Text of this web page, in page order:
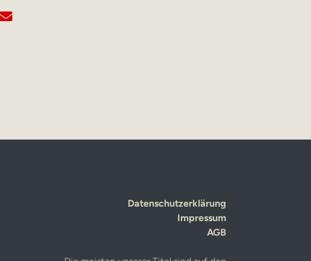
Datenschutzerklärung
Impressum
AGB